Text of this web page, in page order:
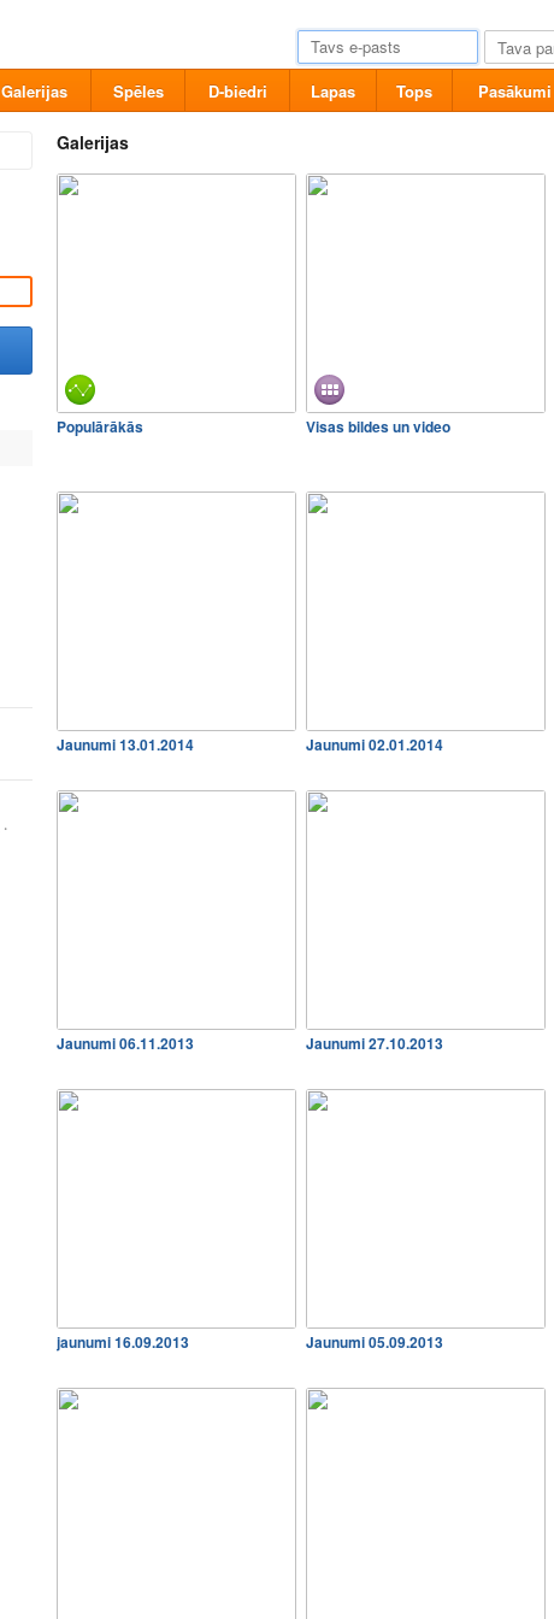
Galerijas Spēles D-biedri Lapas Tops Pasākumi
Galerijas
Populārākās Visas bildes un video
Jaunumi 13.01.2014 Jaunumi 02.01.2014
Jaunumi 06.11.2013 Jaunumi 27.10.2013
jaunumi 16.09.2013 Jaunumi 05.09.2013